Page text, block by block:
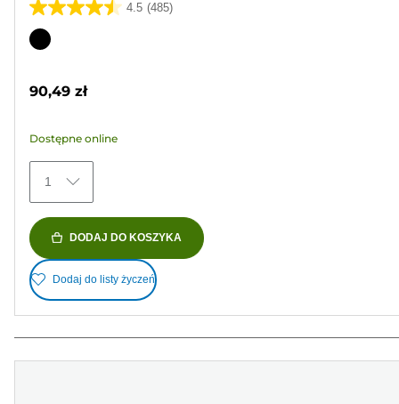
4.5 (485)
4.5
na
485
Wkład
90,49 zł
Dostępne online
1
DODAJ DO KOSZYKA
Dodaj do listy życzeń